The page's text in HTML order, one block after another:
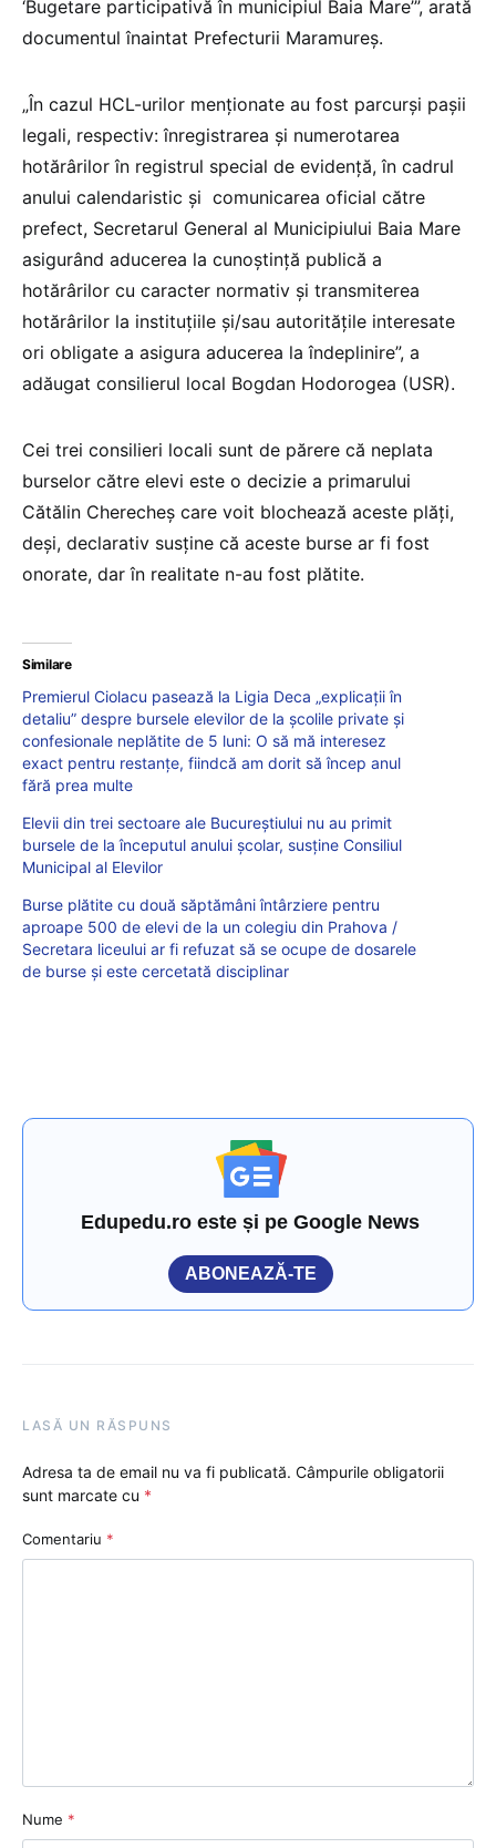
‘Bugetare participativă în municipiul Baia Mare’”, arată
documentul înaintat Prefecturii Maramureş.
„În cazul HCL-urilor menţionate au fost parcurşi paşii
legali, respectiv: înregistrarea şi numerotarea
hotărârilor în registrul special de evidenţă, în cadrul
anului calendaristic şi comunicarea oficial către
prefect, Secretarul General al Municipiului Baia Mare
asigurând aducerea la cunoştinţă publică a
hotărârilor cu caracter normativ şi transmiterea
hotărârilor la instituţiile şi/sau autorităţile interesate
ori obligate a asigura aducerea la îndeplinire”, a
adăugat consilierul local Bogdan Hodorogea (USR).
Cei trei consilieri locali sunt de părere că neplata
burselor către elevi este o decizie a primarului
Cătălin Cherecheş care voit blochează aceste plăţi,
deşi, declarativ susţine că aceste burse ar fi fost
onorate, dar în realitate n-au fost plătite.
Similare
Premierul Ciolacu pasează la Ligia Deca „explicații în
detaliu” despre bursele elevilor de la școlile private și
confesionale neplătite de 5 luni: O să mă interesez
exact pentru restanțe, fiindcă am dorit să încep anul
fără prea multe
Elevii din trei sectoare ale Bucureștiului nu au primit
bursele de la începutul anului școlar, susține Consiliul
Municipal al Elevilor
Burse plătite cu două săptămâni întârziere pentru
aproape 500 de elevi de la un colegiu din Prahova /
Secretara liceului ar fi refuzat să se ocupe de dosarele
de burse și este cercetată disciplinar
Edupedu.ro este și pe Google News
ABONEAZĂ-TE
LASĂ UN RĂSPUNS
Adresa ta de email nu va fi publicată. Câmpurile obligatorii
sunt marcate cu *
Comentariu *
Nume *